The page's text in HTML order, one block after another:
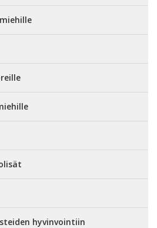
hyvinvointiin